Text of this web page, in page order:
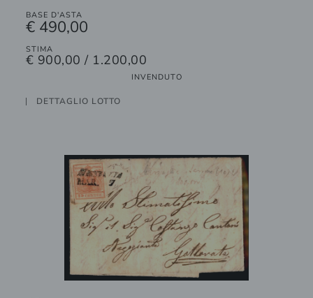
BASE D'ASTA
€ 490,00
STIMA
€ 900,00 / 1.200,00
INVENDUTO
DETTAGLIO LOTTO